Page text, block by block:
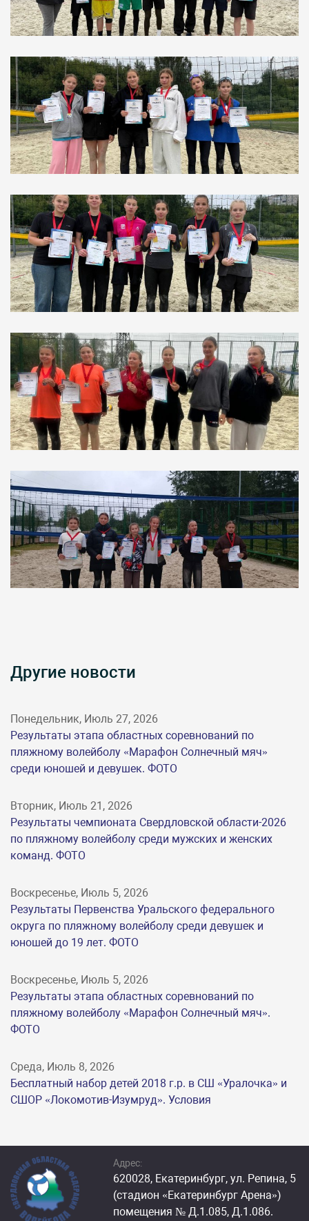
Другие новости
Понедельник, Июль 27, 2026
Результаты этапа областных соревнований по
пляжному волейболу «Марафон Солнечный мяч»
среди юношей и девушек. ФОТО
Вторник, Июль 21, 2026
Результаты чемпионата Свердловской области-2026
по пляжному волейболу среди мужских и женских
команд. ФОТО
Воскресенье, Июль 5, 2026
Результаты Первенства Уральского федерального
округа по пляжному волейболу среди девушек и
юношей до 19 лет. ФОТО
Воскресенье, Июль 5, 2026
Результаты этапа областных соревнований по
пляжному волейболу «Марафон Солнечный мяч».
ФОТО
Среда, Июль 8, 2026
Бесплатный набор детей 2018 г.р. в СШ «Уралочка» и
СШОР «Локомотив-Изумруд». Условия
Адрес:
620028, Екатеринбург, ул. Репина, 5
(стадион «Екатеринбург Арена»)
помещения № Д.1.085, Д.1.086.